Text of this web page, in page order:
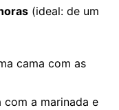
(ideal: de um
cama com as
a marinada e